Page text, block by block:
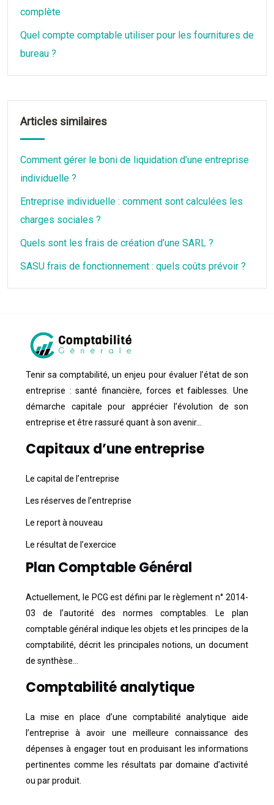
complète
Quel compte comptable utiliser pour les fournitures de
bureau ?
Articles similaires
Comment gérer le boni de liquidation d’une entreprise
individuelle ?
Entreprise individuelle : comment sont calculées les
charges sociales ?
Quels sont les frais de création d’une SARL ?
SASU frais de fonctionnement : quels coûts prévoir ?
Tenir sa comptabilité, un enjeu pour évaluer l’état de son
entreprise : santé financière, forces et faiblesses. Une
démarche capitale pour apprécier l’évolution de son
entreprise et être rassuré quant à son avenir…
Capitaux d’une entreprise
Le capital de l’entreprise
Les réserves de l’entreprise
Le report à nouveau
Le résultat de l’exercice
Plan Comptable Général
Actuellement, le PCG est défini par le règlement n° 2014-
03 de l’autorité des normes comptables. Le plan
comptable général indique les objets et les principes de la
comptabilité, décrit les principales notions, un document
de synthèse…
Comptabilité analytique
La mise en place d’une comptabilité analytique aide
l’entreprise à avoir une meilleure connaissance des
dépenses à engager tout en produisant les informations
pertinentes comme les résultats par domaine d’activité
ou par produit.